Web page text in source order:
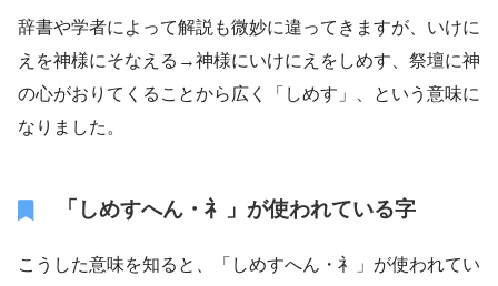
辞書や学者によって解説も微妙に違ってきますが、いけに
えを神様にそなえる→神様にいけにえをしめす、祭壇に神
の心がおりてくることから広く「しめす」、という意味に
なりました。
「しめすへん・礻」が使われている字
こうした意味を知ると、「しめすへん・礻」が使われてい